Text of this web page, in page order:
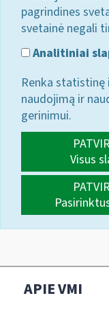
pagrindines
svetainė negali
Analitiniai
Renka
naudojimą ir
gerinimui.
Visus
APIE VMI